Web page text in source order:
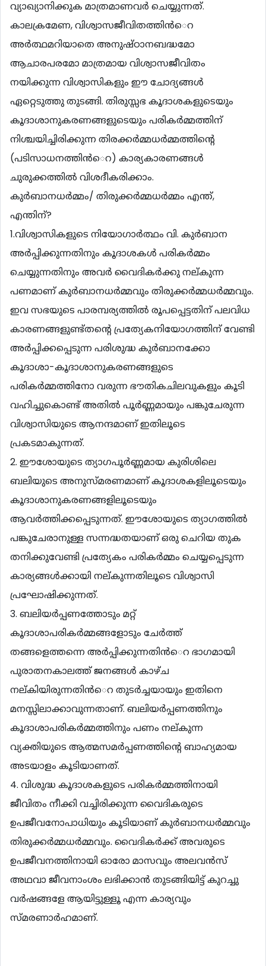
വ്യാഖ്യാനിക്കുക മാത്രമാണവര്‍ ചെയ്യുന്നത്.
കാലക്രമേണ, വിശ്വാസജീവിതത്തിന്‍െറ
അര്‍ത്ഥമറിയാതെ അനുഷ്ഠാനബദ്ധമോ
ആചാരപരമോ മാത്രമായ വിശ്വാസജീവിതം
നയിക്കുന്ന വിശ്വാസികളും ഈ ചോദ്യങ്ങള്‍
ഏറ്റെടുത്തു തുടങ്ങി. തിരുസ്സഭ കൂദാശകളുടെയും
കൂദാശാനുകരണങ്ങളുടെയും പരികര്‍മ്മത്തിന്
നിശ്ചയിച്ചിരിക്കുന്ന തിരക്കര്‍മ്മധര്‍മ്മത്തിന്‍റെ
(പടിസാധനത്തിന്‍െറ) കാര്യകാരണങ്ങള്‍
ചുരുക്കത്തില്‍ വിശദീകരിക്കാം.
കുര്‍ബാനധര്‍മ്മം/ തിരുക്കര്‍മ്മധര്‍മ്മം എന്ത്,
എന്തിന്?
1.വിശ്വാസികളുടെ നിയോഗാര്‍ത്ഥം വി. കുര്‍ബാന
അര്‍പ്പിക്കുന്നതിനും കൂദാശകള്‍ പരികര്‍മ്മം
ചെയ്യുന്നതിനും അവര്‍ വൈദികര്‍ക്കു നല്കുന്ന
പണമാണ് കുര്‍ബാനധര്‍മ്മവും തിരുക്കര്‍മ്മധര്‍മ്മവും.
ഇവ സഭയുടെ പാരമ്പര്യത്തില്‍ രൂപപ്പെട്ടതിന് പലവിധ
കാരണങ്ങളുണ്ട്തൻ്റെ പ്രത്യേകനിയോഗത്തിന് വേണ്ടി
അര്‍പ്പിക്കപ്പെടുന്ന പരിശുദ്ധ കുര്‍ബാനക്കോ
കൂദാശാ-കൂദാശാനുകരണങ്ങളുടെ
പരികര്‍മ്മത്തിനോ വരുന്ന ഭൗതികചിലവുകളും കൂടി
വഹിച്ചുകൊണ്ട് അതില്‍ പൂര്‍ണ്ണമായും പങ്കുചേരുന്ന
വിശ്വാസിയുടെ ആനന്ദമാണ് ഇതിലൂടെ
പ്രകടമാകുന്നത്.
2. ഈശോയുടെ ത്യാഗപൂര്‍ണ്ണമായ കുരിശിലെ
ബലിയുടെ അനുസ്മരണമാണ് കൂദാശകളിലൂടെയും
കൂദാശാനുകരണങ്ങളിലൂടെയും
ആവര്‍ത്തിക്കപ്പെടുന്നത്. ഈശോയുടെ ത്യാഗത്തില്‍
പങ്കുചേരാനുള്ള സന്നദ്ധതയാണ് ഒരു ചെറിയ തുക
തനിക്കുവേണ്ടി പ്രത്യേകം പരികര്‍മ്മം ചെയ്യപ്പെടുന്ന
കാര്യങ്ങള്‍ക്കായി നല്കുന്നതിലൂടെ വിശ്വാസി
പ്രഘോഷിക്കുന്നത്.
3. ബലിയര്‍പ്പണത്തോടും മറ്റ്
കൂദാശാപരികര്‍മ്മങ്ങളോടും ചേര്‍ത്ത്
തങ്ങളെത്തന്നെ അര്‍പ്പിക്കുന്നതിന്‍െറ ഭാഗമായി
പുരാതനകാലത്ത് ജനങ്ങള്‍ കാഴ്ച
നല്കിയിരുന്നതിന്‍െറ തുടര്‍ച്ചയായും ഇതിനെ
മനസ്സിലാക്കാവുന്നതാണ്. ബലിയര്‍പ്പണത്തിനും
കൂദാശാപരികര്‍മ്മത്തിനും പണം നല്കുന്ന
വ്യക്തിയുടെ ആത്മസമര്‍പ്പണത്തിന്‍റെ ബാഹ്യമായ
അടയാളം കൂടിയാണത്.
4. വിശുദ്ധ കൂദാശകളുടെ പരികര്‍മ്മത്തിനായി
ജീവിതം നീക്കി വച്ചിരിക്കുന്ന വൈദികരുടെ
ഉപജീവനോപാധിയും കൂടിയാണ് കുര്‍ബാനധര്‍മ്മവും
തിരുക്കര്‍മ്മധര്‍മ്മവും. വൈദികര്‍ക്ക് അവരുടെ
ഉപജീവനത്തിനായി ഓരോ മാസവും അലവന്‍സ്
അഥവാ ജീവനാംശം ലഭിക്കാന്‍ തുടങ്ങിയിട്ട് കുറച്ചു
വര്‍ഷങ്ങളേ ആയിട്ടുള്ളൂ എന്ന കാര്യവും
സ്മരണാര്‍ഹമാണ്.